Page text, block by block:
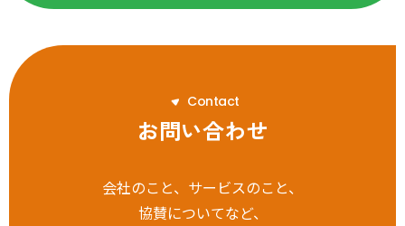
Contact
お問い合わせ
会社のこと、サービスのこと、
協賛についてなど、